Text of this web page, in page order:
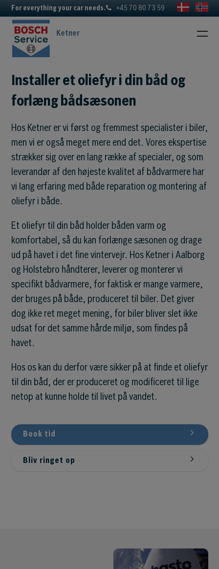
For everything your car needs. +45 70 80 73 59
Ketner
Installer et oliefyr i din båd og
forlæng bådsæsonen
Hos Ketner er vi først og fremmest specialister i biler,
men vi er også meget mere end det. Vores ekspertise
strækker sig over en lang række af specialer, og som
leverandør af den højeste kvalitet af bådvarmere har
vi lang erfaring med både reparation og montering af
oliefyr i både.
Et oliefyr til din båd holder båden varm og
komfortabel, så du kan forlænge sæsonen og drage
ud på havet i det fine vintervejr. Hos Ketner i Aalborg
og Holstebro håndterer, leverer og monterer vi
specifikt bådvarmere, for faktisk er mange varmere,
der bruges på både, produceret til biler. Det giver
dog ikke ret meget mening, for biler bliver slet ikke
udsat for det samme hårde miljø, som findes på
havet.
Hos os kan du derfor være sikker på at finde et oliefyr
til din båd, der er produceret og modificeret til lige
netop at kunne holde til livet på vandet.
Book tid
Bliv ringet op